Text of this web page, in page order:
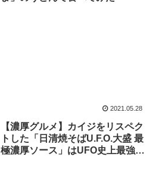
2021.05.28
【濃厚グルメ】カイジをリスペク
トした「日清焼そばU.F.O.大盛 最
極濃厚ソース」はUFO史上最強に